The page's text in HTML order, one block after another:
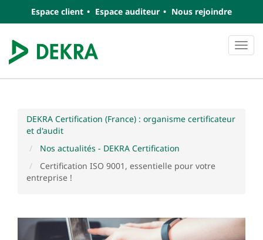
Espace client Espace auditeur Nous rejoindre
DEKRA Certification (France) : organisme certificateur
et d'audit
Nos actualités - DEKRA Certification
Certification ISO 9001, essentielle pour votre
entreprise !